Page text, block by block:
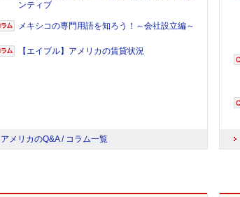
ンティブ
メキシコの専門用語を知ろう！～会社設立編～
【エイブル】アメリカの賃貸状況
アメリカのQ&A / コラム一覧